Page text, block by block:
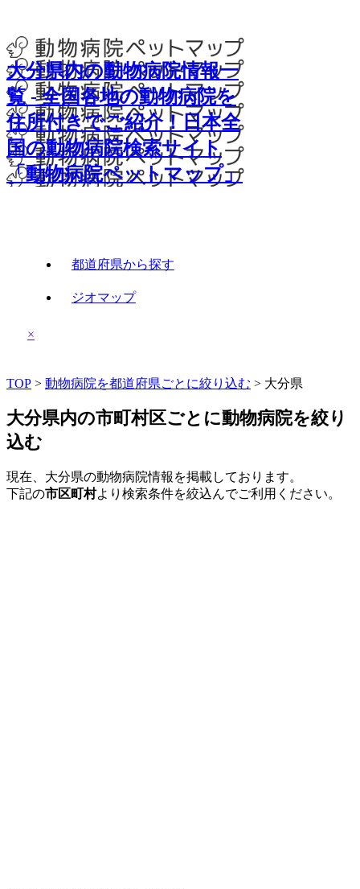
大分県内の動物病院情報一
覧 - 全国各地の動物病院を
住所付きでご紹介！日本全
国の動物病院検索サイト
「動物病院ペットマップ」
都道府県から探す
ジオマップ
×
TOP > 動物病院を都道府県ごとに絞り込む > 大分県
大分県内の市町村区ごとに動物病院を絞り
込む
現在、大分県の動物病院情報を掲載しております。
下記の市区町村より検索条件を絞込んでご利用ください。